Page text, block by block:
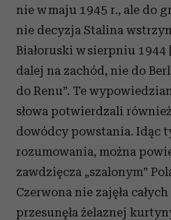
nie w maju 1945 r., ale do
nie decyzja Stalina
Białoruski w sierpniu
dalej na zachód, nie do
do Renu”. Te
słowa potwierdzali
dowódcy powstania. Idąc
rozumowania, można
zawdzięcza „szalonym”
Czerwona nie zajęła
przesunęła żelaznej